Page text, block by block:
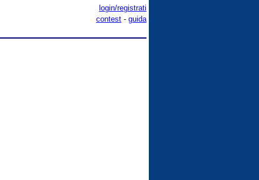
login/registrati
contest - guida